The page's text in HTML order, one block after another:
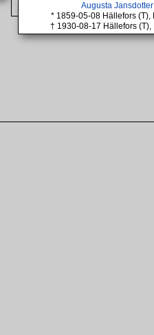
Augusta Jansdotter
* 1859-05-08 Hällefors (T),
† 1930-08-17 Hällefors (T),